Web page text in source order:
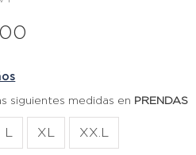
siguientes medidas en PRENDAS
XL XX.L